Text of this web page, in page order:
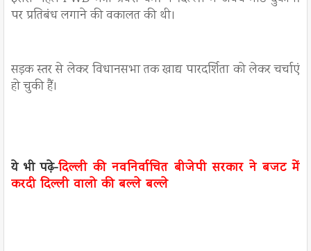
पर प्रतिबंध लगाने की वकालत की थी।
सड़क स्तर से लेकर विधानसभा तक खाद्य पारदर्शिता को लेकर चर्चाएं
हो चुकी हैं।
ये भी पढ़े-दिल्ली की नवनिर्वाचित बीजेपी सरकार ने बजट में
करदी दिल्ली वालो की बल्ले बल्ले